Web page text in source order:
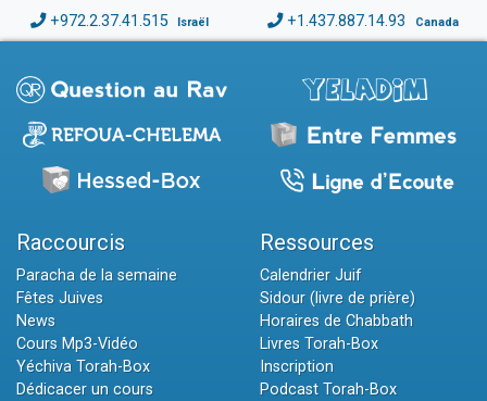
+972.2.37.41.515 Israël +1.437.887.14.93 Canada
Raccourcis
Paracha de la semaine
Fêtes Juives
News
Cours Mp3-Vidéo
Yéchiva Torah-Box
Dédicacer un cours
Ressources
Calendrier Juif
Sidour (livre de prière)
Horaires de Chabbath
Livres Torah-Box
Inscription
Podcast Torah-Box